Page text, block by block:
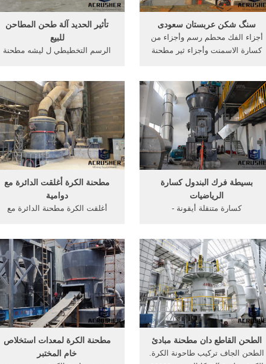
تأثير الحديد آلة طحن المطاحن
للبيع
الرسم التخطيطي ل ليشه مطحنة
47 395 6 50 تأثير الحديد آلة طحن
المطاحن للبيع الرسم التخطيطي
الدردشة مع المبيعات كسارة الفحم
. دردشة . More
سنگ شکن عربستان سعودی
أجزاء الفك محطم رسم وأجزاء من
كسارة الاسمنت وأجزاء ثير مطحنة
أجزاء كسارة الفك أوستن الغربي
alog. Get Price Email contact
مطحنة الكرة أغلقت الدائرة مع
دوامية
أغلقت الكرة مطحنة الدائرة مع
حمولة viedio من مطحنة الكرة
عمل كاملة 200tons محطم محطة
أعرف أكثر سحق كربونات
الكالسيوم محطة سعر صرف دينار.
Read ...
بسيطة فرك البندول كسارة
الرياضيات
كسارة متنقلة أيقونة -
توريد موبايل حجر كسارة مع
الشاشة مطحنة حجر مع شاشة
كسارة والفرز مصنع للبيع جنوب حجر
كسارة تهتز الشاشة,, حجر كسارة
...
مطحنة الكرة لمعدات استخلاص
خام المختبر
الطحن القاطع دان مطحنة مبادئ
الطحن الجاف تركيب طاحونة الكرة.